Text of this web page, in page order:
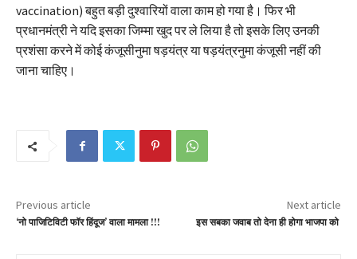
vaccination) बहुत बड़ी दुश्वारियों वाला काम हो गया है। फिर भी
प्रधानमंत्री ने यदि इसका जिम्मा खुद पर ले लिया है तो इसके लिए उनकी
प्रशंसा करने में कोई कंजूसीनुमा षड़यंत्र या षड़यंत्रनुमा कंजूसी नहीं की
जाना चाहिए।
Previous article
‘नो पाजिटिविटी फॉर हिंदूज’ वाला मामला !!!
Next article
इस सबका जवाब तो देना ही होगा भाजपा को